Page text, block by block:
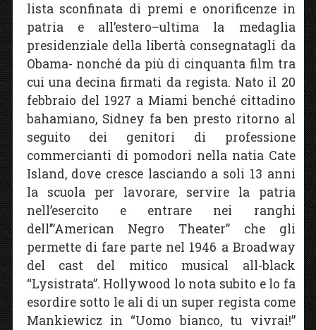
lista sconfinata di premi e onorificenze in
patria e all’estero–ultima la medaglia
presidenziale della libertà consegnatagli da
Obama- nonché da più di cinquanta film tra
cui una decina firmati da regista. Nato il 20
febbraio del 1927 a Miami benché cittadino
bahamiano, Sidney fa ben presto ritorno al
seguito dei genitori di professione
commercianti di pomodori nella natia Cate
Island, dove cresce lasciando a soli 13 anni
la scuola per lavorare, servire la patria
nell’esercito e entrare nei ranghi
dell’”American Negro Theater” che gli
permette di fare parte nel 1946 a Broadway
del cast del mitico musical all-black
“Lysistrata”. Hollywood lo nota subito e lo fa
esordire sotto le ali di un super regista come
Mankiewicz in “Uomo bianco, tu vivrai!”